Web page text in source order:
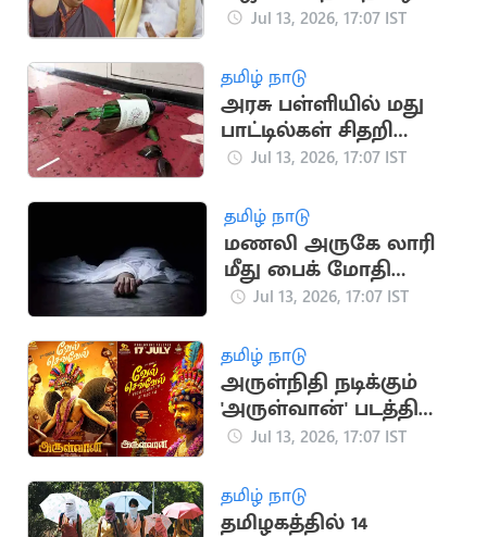
அரசியலை உலுக்கிய
Jul 13, 2026, 17:07 IST
தமிழ் நாடு
அரசு பள்ளியில் மது
பாட்டில்கள் சிதறி
கிடந்ததால் அதிர்ச்சி
Jul 13, 2026, 17:07 IST
தமிழ் நாடு
மணலி அருகே லாரி
மீது பைக் மோதி
இளைஞர் உயிரிழப்பு
Jul 13, 2026, 17:07 IST
தமிழ் நாடு
அருள்நிதி நடிக்கும்
'அருள்வான்' படத்தின்
'வேல் செவ்வேல்'
Jul 13, 2026, 17:07 IST
தமிழ் நாடு
தமிழகத்தில் 14